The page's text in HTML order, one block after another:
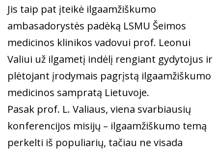
Jis taip pat įteikė ilgaamžiškumo
ambasadorystės padėką LSMU Šeimos
medicinos klinikos vadovui prof. Leonui
Valiui už ilgametį indėlį rengiant gydytojus ir
plėtojant įrodymais pagrįstą ilgaamžiškumo
medicinos sampratą Lietuvoje.
Pasak prof. L. Valiaus, viena svarbiausių
konferencijos misijų – ilgaamžiškumo temą
perkelti iš populiarių, tačiau ne visada